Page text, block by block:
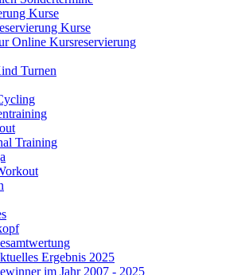
Kurse
Kurse
Online Kursreservierung
Turnen
Training
Ergebnis 2025
im Jahr 2007 - 2025